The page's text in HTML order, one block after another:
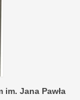
im. Jana Pawła